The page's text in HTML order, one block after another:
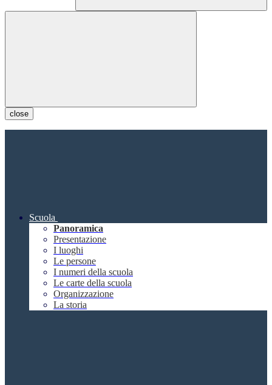
close
Scuola
Panoramica
Presentazione
I luoghi
Le persone
I numeri della scuola
Le carte della scuola
Organizzazione
La storia